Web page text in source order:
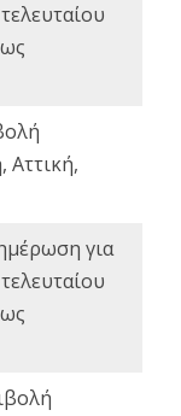
Αττική,
για